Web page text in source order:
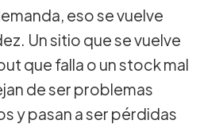
eso se vuelve
Un sitio que se vuelve
que falla o un stock mal
de ser problemas
y pasan a ser pérdidas